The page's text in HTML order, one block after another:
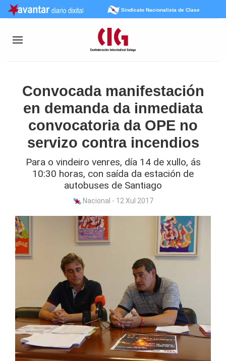
Sindicato Nacionalista de Clase
Convocada manifestación
en demanda da inmediata
convocatoria da OPE no
servizo contra incendios
Para o vindeiro venres, día 14 de xullo, ás
10:30 horas, con saída da estación de
autobuses de Santiago
Nacional - 12 Xul 2017